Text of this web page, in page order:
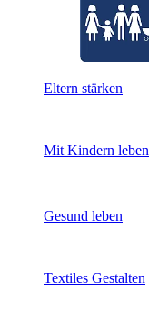
Eltern stärken
Mit Kindern leben
Gesund leben
Textiles Gestalten